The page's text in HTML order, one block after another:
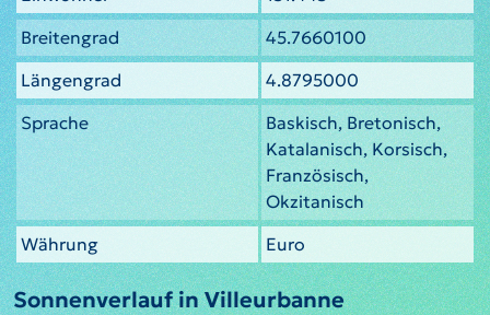
Breitengrad
45.7660100
Längengrad
4.8795000
Sprache
Baskisch, Bretonisch,
Katalanisch, Korsisch,
Französisch,
Okzitanisch
Währung
Euro
Sonnenverlauf in Villeurbanne